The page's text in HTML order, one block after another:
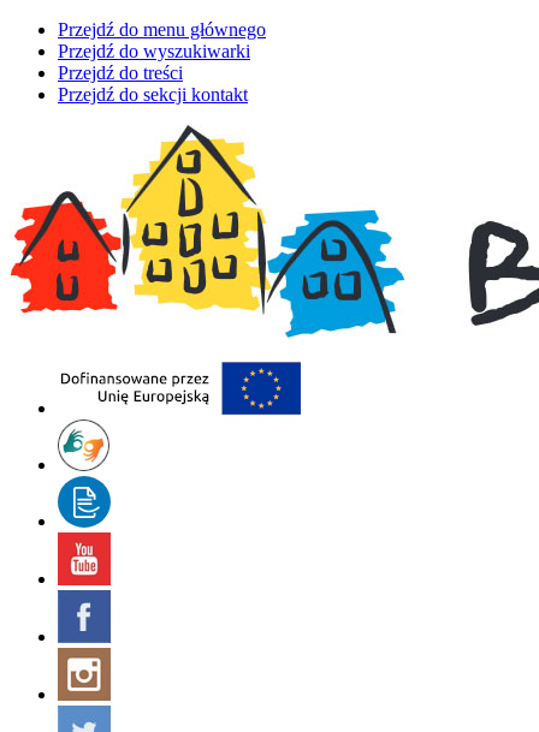
Przejdź do menu głównego
Przejdź do wyszukiwarki
Przejdź do treści
Przejdź do sekcji kontakt